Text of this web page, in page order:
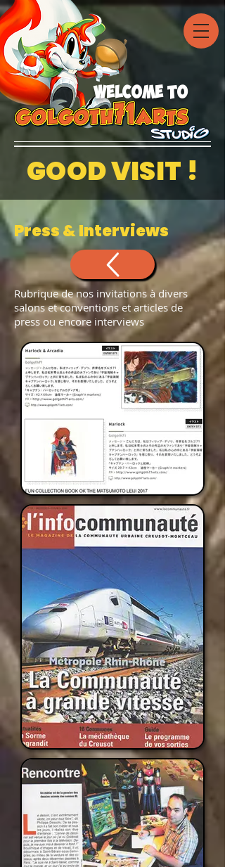
welcome to
GOOD VISIT !
Press & Interviews
Rubrique de nos invitations à divers
salons et conventions et articles de
press ou encore interviews